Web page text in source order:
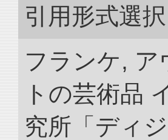
引用形式選
フランケ, ア
トの芸術品
究所「ディ